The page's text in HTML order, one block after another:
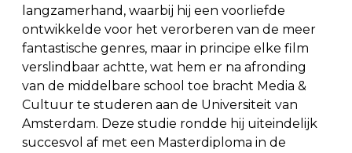
langzamerhand, waarbij hij een voorliefde
ontwikkelde voor het verorberen van de meer
fantastische genres, maar in principe elke film
verslindbaar achtte, wat hem er na afronding
van de middelbare school toe bracht Media &
Cultuur te studeren aan de Universiteit van
Amsterdam. Deze studie rondde hij uiteindelijk
succesvol af met een Masterdiploma in de